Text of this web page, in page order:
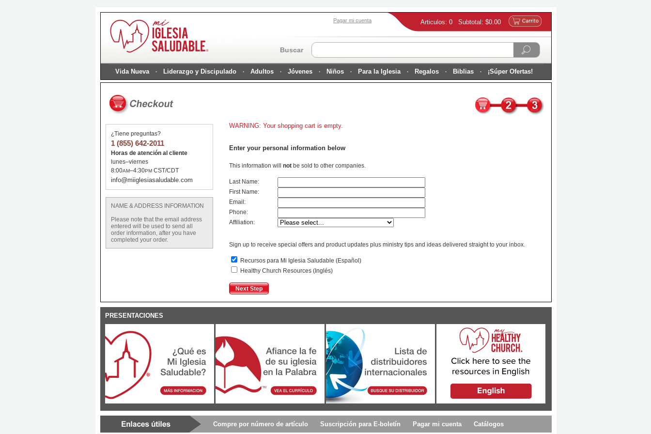
Articulos: 0 Subtotal: $0.00
Pagar mi cuenta
Buscar
Vida Nueva Liderazgo y Discipulado Adultos Jóvenes Niños Para la Iglesia Regalos Biblias ¡Súper Ofertas!
¿Tiene preguntas?
1 (855) 642-2011
Horas de atención al cliente
lunes–viernes
8:00AM–4:30PM CST/CDT
info@miiglesiasaludable.com
NAME & ADDRESS INFORMATION
Please note that the email address
entered will be used to send all
order information, after you have
completed your order.
WARNING: Your shopping cart is empty.
Enter your personal information below
This information will not be sold to other companies.
Last Name:
First Name:
Email:
Phone:
Affiliation:
Sign up to receive special offers and product updates plus ministry tips and ideas delivered straight to your inbox.
Recursos para Mi Iglesia Saludable (Español)
Healthy Church Resources (Inglés)
PRESENTACIONES
Compre por número de artículo Suscripción para E-boletín Pagar mi cuenta Catálogos